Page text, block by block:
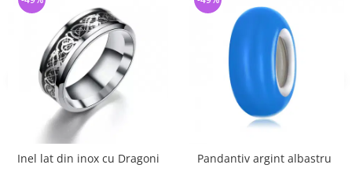
Inel lat din inox cu Dragoni Pandantiv argint albastru